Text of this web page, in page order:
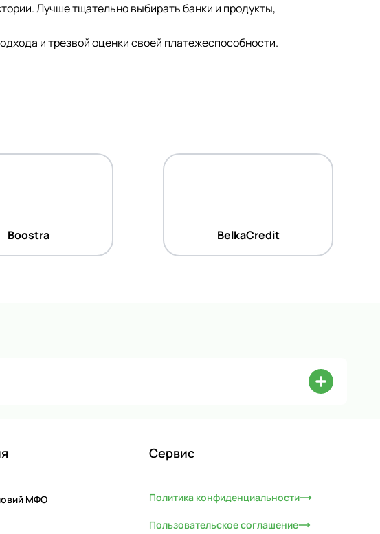
Лучше тщательно выбирать банки и продукты,
и трезвой оценки своей платежеспособности.
Boostra BelkaCredit
МФО
Сервис
Политика конфиденциальности
Пользовательское соглашение